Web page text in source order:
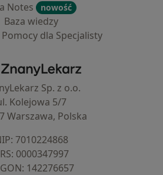
Notes
nowość
Baza wiedzy
dla Specjalisty
ZnanyLekarz - Strona główna
Sp. z o.o.
Kolejowa 5/7
Warszawa, Polska
⁠7010224868
⁠0000347997
⁠142276657